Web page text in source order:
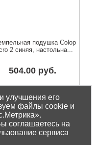
подушка Colop
2 синяя, настольна...
504.00 руб.
улучшения его
файлы cookie и
соглашаетесь на
сервиса